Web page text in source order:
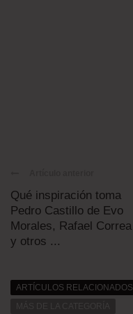
Qué inspiración toma
Pedro Castillo de Evo
Morales, Rafael Correa
y otros ...
ARTÍCULOS RELACIONADOS